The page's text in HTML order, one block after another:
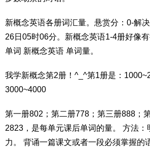
新概念英语各册词汇量。悬赏分：0-解
26日05时06分。新概念英语1-4册好像
单词 新概念英语 单词量。
我学新概念第2册！^_^第1册是：
3000~4000
第一册802；第二册778；第三册888；
2823，是每单元课后单词的量。 方法：
力。 背诵一篇课文或者一段必须掌握的